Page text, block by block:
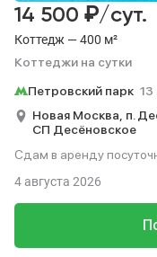
Коттедж — 400 м²
Коттеджи на сутки
14 500 ₽/сут.
Петровский парк 13
Новая Москва, п.
СП Десёновское
Сдам в аренду
4 августа 2026